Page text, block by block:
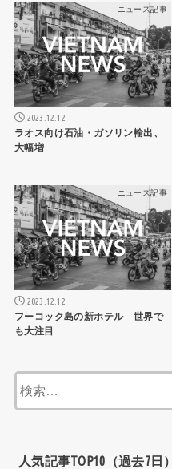
ニュース記事
2023.12.12
ラオス向け石油・ガソリン輸出、
大幅増
ニュース記事
2023.12.12
フーコック島の新ホテル 世界で
も大注目
人気記事TOP10（過去7日）